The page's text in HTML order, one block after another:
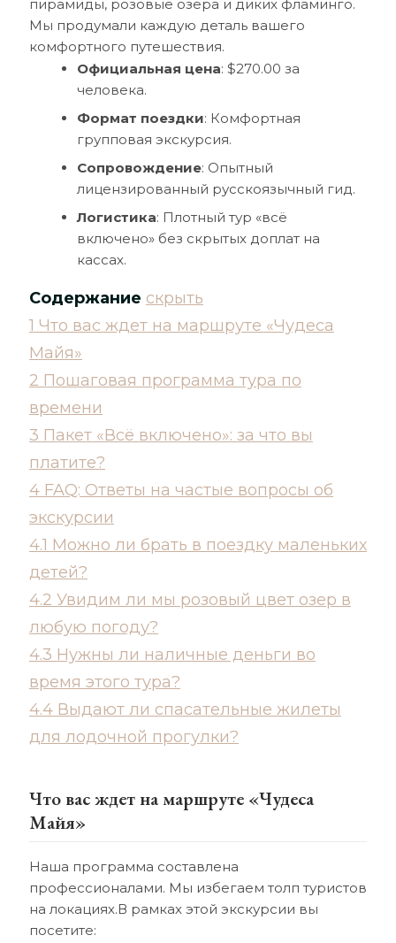
пирамиды, розовые озера и диких фламинго.
Мы продумали каждую деталь вашего
комфортного путешествия.
Официальная цена: $270.00 за
человека.
Формат поездки: Комфортная
групповая экскурсия.
Сопровождение: Опытный
лицензированный русскоязычный гид.
Логистика: Плотный тур «всё
включено» без скрытых доплат на
кассах.
Содержание скрыть
1 Что вас ждет на маршруте «Чудеса
Майя»
2 Пошаговая программа тура по
времени
3 Пакет «Всё включено»: за что вы
платите?
4 FAQ: Ответы на частые вопросы об
экскурсии
4.1 Можно ли брать в поездку маленьких
детей?
4.2 Увидим ли мы розовый цвет озер в
любую погоду?
4.3 Нужны ли наличные деньги во
время этого тура?
4.4 Выдают ли спасательные жилеты
для лодочной прогулки?
Что вас ждет на маршруте «Чудеса
Майя»
Наша программа составлена
профессионалами. Мы избегаем толп туристов
на локациях.В рамках этой экскурсии вы
посетите: